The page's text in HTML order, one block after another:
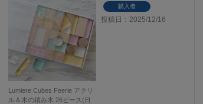
Lumiere Cubes Feerie アクリ
ル＆木の積み木 26ピース(日
購入者
投稿日 2025/12/16